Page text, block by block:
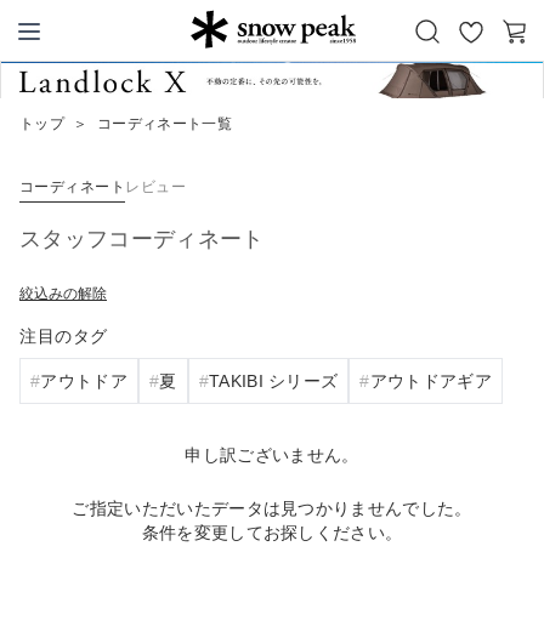
Snow Peak
お
気
カ
トップ ＞ コーディネート一覧
コーディネート レビュー
スタッフコーディネート
絞込みの解除
注目のタグ
アウトドア 夏 TAKIBI シリーズ アウトドアギア
申し訳ございません。
ご指定いただいたデータは見つかりませんでした。
条件を変更してお探しください。